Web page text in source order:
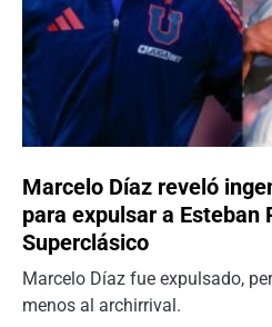
Marcelo Díaz reveló
para expulsar a Esteban
Superclásico
Marcelo Díaz fue expulsado,
menos al archirrival.